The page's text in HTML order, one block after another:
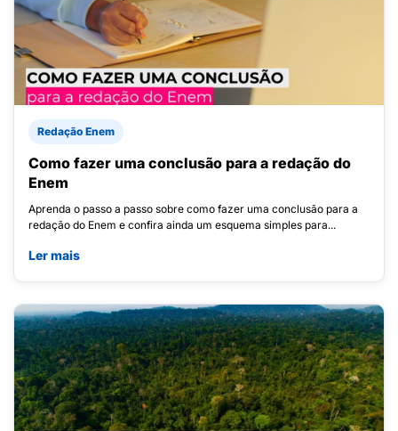
Redação Enem
Como fazer uma conclusão para a redação do
Enem
Aprenda o passo a passo sobre como fazer uma conclusão para a
redação do Enem e confira ainda um esquema simples para...
Ler mais